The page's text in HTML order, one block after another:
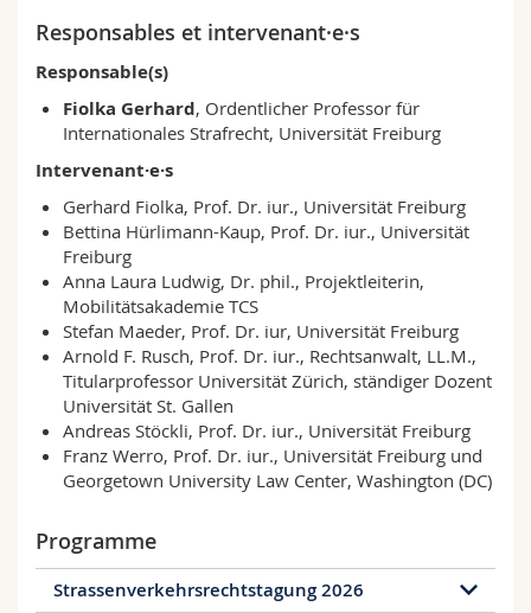
Responsables et intervenant·e·s
Responsable(s)
Fiolka Gerhard, Ordentlicher Professor für
Internationales Strafrecht, Universität Freiburg
Intervenant·e·s
Gerhard Fiolka, Prof. Dr. iur., Universität Freiburg
Bettina Hürlimann-Kaup, Prof. Dr. iur., Universität
Freiburg
Anna Laura Ludwig, Dr. phil., Projektleiterin,
Mobilitätsakademie TCS
Stefan Maeder, Prof. Dr. iur, Universität Freiburg
Arnold F. Rusch, Prof. Dr. iur., Rechtsanwalt, LL.M.,
Titularprofessor Universität Zürich, ständiger Dozent
Universität St. Gallen
Andreas Stöckli, Prof. Dr. iur., Universität Freiburg
Franz Werro, Prof. Dr. iur., Universität Freiburg und
Georgetown University Law Center, Washington (DC)
Programme
Strassenverkehrsrechtstagung 2026